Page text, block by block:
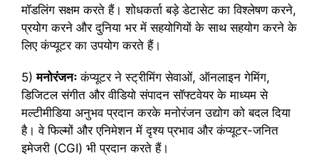
मॉडलिंग सक्षम करते हैं। शोधकर्ता बड़े डेटासेट का विश्लेषण करने,
प्रयोग करने और दुनिया भर में सहयोगियों के साथ सहयोग करने के
लिए कंप्यूटर का उपयोग करते हैं।
5)मनोरंजनः कंप्यूटर ने स्ट्रीमिंग सेवाओं, ऑनलाइन गेमिंग,
डिजिटल संगीत और वीडियो संपादन सॉफ्टवेयर के माध्यम से
मल्टीमीडिया अनुभव प्रदान करके मनोरंजन उद्योग को बदल दिया
है। वे फिल्मों और एनिमेशन में दृश्य प्रभाव और कंप्यूटर-जनित
इमेजरी (CGI) भी प्रदान करते हैं।